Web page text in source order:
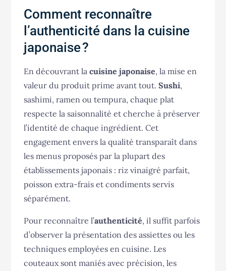
Comment reconnaître
l’authenticité dans la cuisine
japonaise ?
En découvrant lacuisine japonaise, la mise en
valeur du produit prime avant tout.Sushi,
sashimi, ramen ou tempura, chaque plat
respecte la saisonnalité et cherche à préserver
l’identité de chaque ingrédient. Cet
engagement envers la qualité transparaît dans
les menus proposés par la plupart des
établissements japonais : riz vinaigré parfait,
poisson extra-frais et condiments servis
séparément.
Pour reconnaître l’authenticité, il suffit parfois
d’observer la présentation des assiettes ou les
techniques employées en cuisine. Les
couteaux sont maniés avec précision, les